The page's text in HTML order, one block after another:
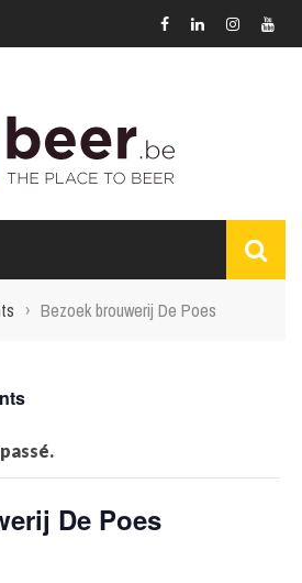
› Bezoek brouwerij De Poes
De Poes